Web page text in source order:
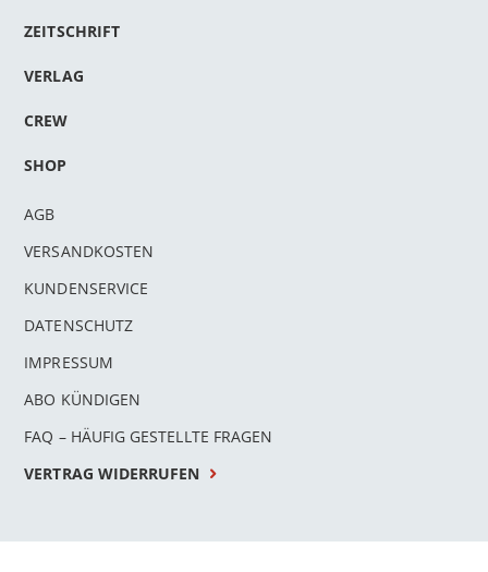
ZEITSCHRIFT
VERLAG
CREW
SHOP
AGB
VERSANDKOSTEN
KUNDENSERVICE
DATENSCHUTZ
IMPRESSUM
ABO KÜNDIGEN
FAQ – HÄUFIG GESTELLTE FRAGEN
VERTRAG WIDERRUFEN